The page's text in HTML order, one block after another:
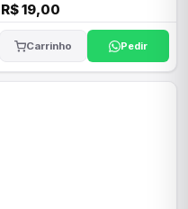
R$ 19,00
Carrinho Pedir